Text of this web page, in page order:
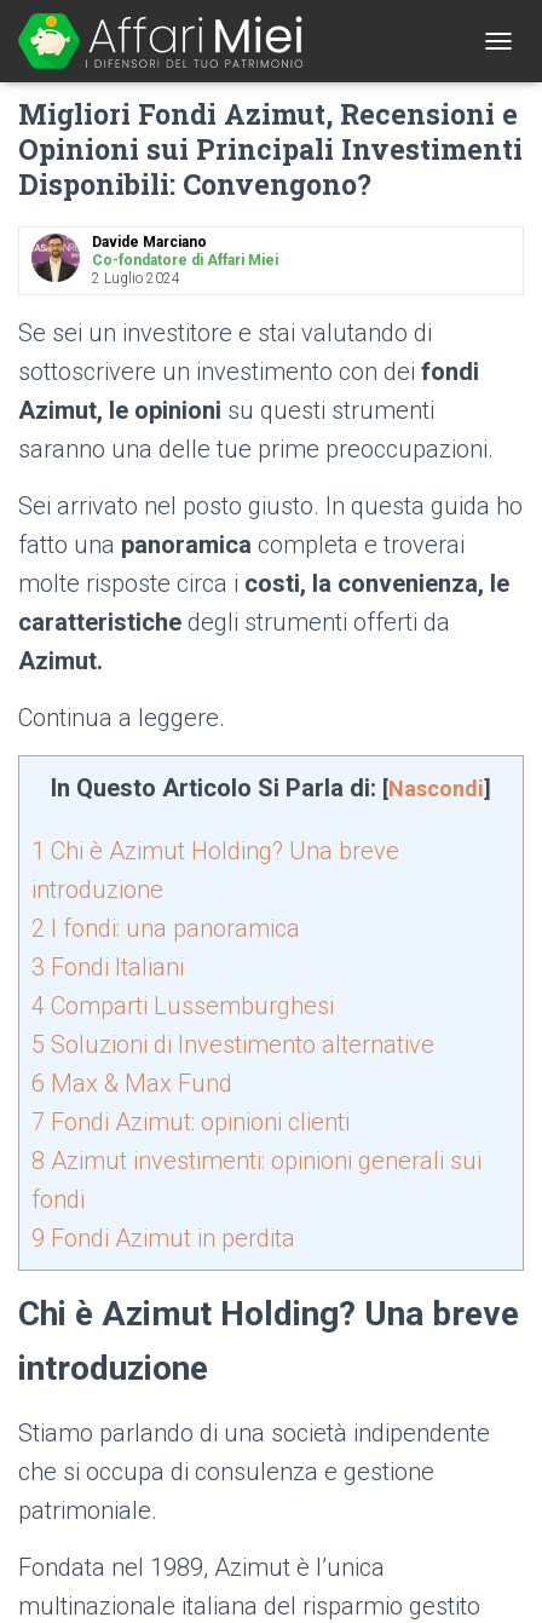
O
G
L
Migliori Fondi Azimut, Recensioni e
Opinioni sui Principali Investimenti
Disponibili: Convengono?
Davide Marciano
Co-fondatore di Affari Miei
2 Luglio 2024
Se sei un investitore e stai valutando di
sottoscrivere un investimento con dei fondi
Azimut, le opinioni su questi strumenti
saranno una delle tue prime preoccupazioni.
Sei arrivato nel posto giusto. In questa guida ho
fatto una panoramica completa e troverai
molte risposte circa i costi, la convenienza, le
caratteristiche degli strumenti offerti da
Azimut.
Continua a leggere.
In Questo Articolo Si Parla di: [Nascondi]
1 Chi è Azimut Holding? Una breve
introduzione
2 I fondi: una panoramica
3 Fondi Italiani
4 Comparti Lussemburghesi
5 Soluzioni di Investimento alternative
6 Max & Max Fund
7 Fondi Azimut: opinioni clienti
8 Azimut investimenti: opinioni generali sui
fondi
9 Fondi Azimut in perdita
Chi è Azimut Holding? Una breve
introduzione
Stiamo parlando di una società indipendente
che si occupa di consulenza e gestione
patrimoniale.
Fondata nel 1989, Azimut è l’unica
multinazionale italiana del risparmio gestito